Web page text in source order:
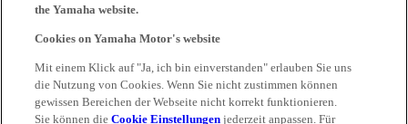
the Yamaha website.
Cookies on Yamaha Motor's website
Mit einem Klick auf "Ja, ich bin einverstanden" erlauben Sie uns
die Nutzung von Cookies. Wenn Sie nicht zustimmen können
gewissen Bereichen der Webseite nicht korrekt funktionieren.
Sie können dieCookie Einstellungen jederzeit anpassen. Für